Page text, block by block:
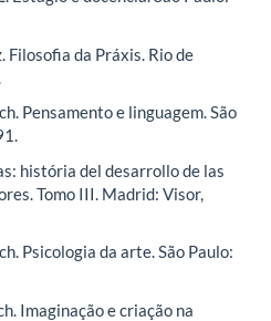
Filosofia da Práxis. Rio de
Pensamento e linguagem. São
história del desarrollo de las
Tomo III. Madrid: Visor,
Psicologia da arte. São Paulo:
Imaginação e criação na